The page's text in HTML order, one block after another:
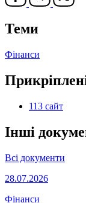
Теми
Фінанси
113 сайт
Інші
Всі документи
28.07.2026
Фінанси